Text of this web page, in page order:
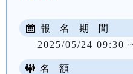
報 名 期 間
2025/05/24 09:30
名 額